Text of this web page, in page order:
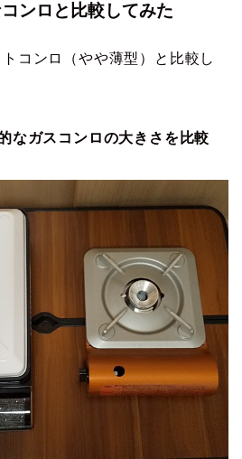
ンロと比較してみた
コンロ（やや薄型）と比較し
なガスコンロの大きさを比較